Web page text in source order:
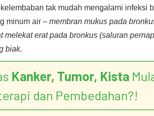
tak mudah mengalami infeksi
minum air – membran mukus pada
melekat erat pada bronkus (saluran
biak.
Kanker, Tumor, Kista
dan Pembedahan?!